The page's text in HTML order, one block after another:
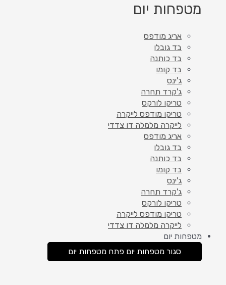
מטפחות יום
אריג מודפס
בד גובלן
בד כותנה
בד קומו
ג'ינס
ג'קרד תחרה
טריקו לורקס
טריקו מודפס לייקרה
לייקרה מלמלה דו צדדי
אריג מודפס
בד גובלן
בד כותנה
בד קומו
ג'ינס
ג'קרד תחרה
טריקו לורקס
טריקו מודפס לייקרה
לייקרה מלמלה דו צדדי
מטפחות יום
סגור מטפחות יום פתח מטפחות יום